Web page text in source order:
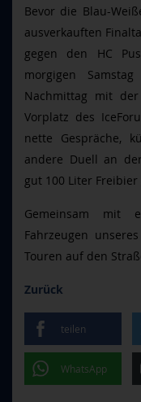
Bevor die Blau-
ausverkauften
gegen den HC
morgigen
Nachmittag mit
Vorplatz des
nette Gespräche,
andere Duell an
gut 100 Liter Freibier
Gemeinsam mit
Fahrzeugen
Touren auf den
Zurück
teilen
WhatsApp